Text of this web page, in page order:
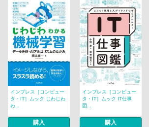
インプレス［コンピュー
タ・IT］ムック じわじわ
わ...
購入
インプレス［コンピュー
タ・IT］ムック IT仕事
図...
購入